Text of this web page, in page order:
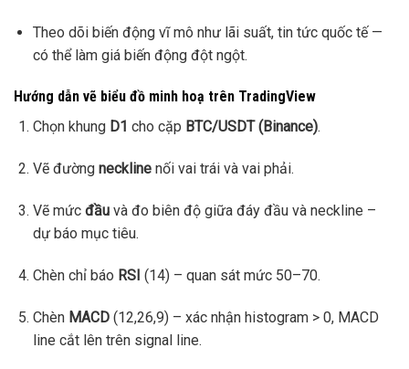
Theo dõi biến động vĩ mô như lãi suất, tin tức quốc tế —
có thể làm giá biến động đột ngột.
Hướng dẫn vẽ biểu đồ minh hoạ trên TradingView
Chọn khung D1 cho cặp BTC/USDT (Binance).
Vẽ đường necklinenối vai trái và vai phải.
Vẽ mức đầuvà đo biên độ giữa đáy đầu và neckline –
dự báo mục tiêu.
Chèn chỉ báo RSI (14) – quan sát mức 50–70.
Chèn MACD(12,26,9) – xác nhận histogram > 0, MACD
line cắt lên trên signal line.